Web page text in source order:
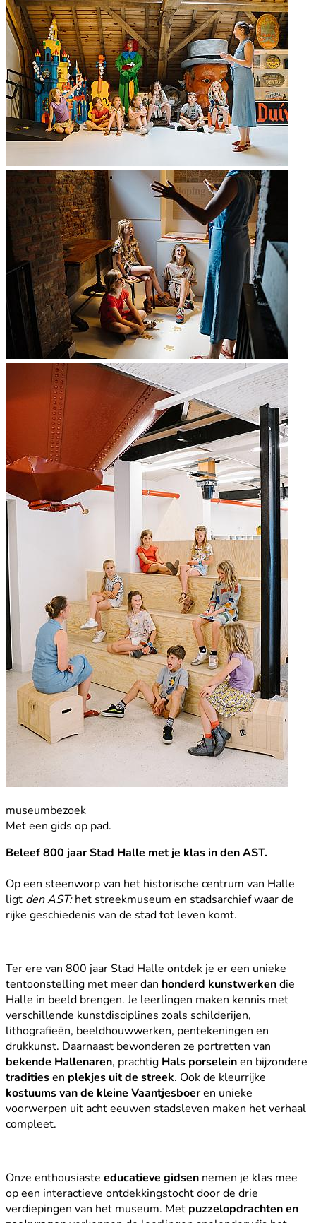
museumbezoek
Met een gids op pad.
Beleef 800 jaar Stad Halle met je klas in den AST.
Op een steenworp van het historische centrum van Halle
ligt den AST:het streekmuseum en stadsarchief waar de
rijke geschiedenis van de stad tot leven komt.
Ter ere van 800 jaar Stad Halle ontdek je er een unieke
tentoonstelling met meer dan honderd kunstwerkendie
Halle in beeld brengen. Je leerlingen maken kennis met
verschillende kunstdisciplines zoals schilderijen,
lithografieën, beeldhouwwerken, pentekeningen en
drukkunst. Daarnaast bewonderen ze portretten van
bekende Hallenaren, prachtig Hals porseleinen bijzondere
traditiesen plekjes uit de streek. Ook de kleurrijke
kostuums van de kleine Vaantjesboeren unieke
voorwerpen uit acht eeuwen stadsleven maken het verhaal
compleet.
Onze enthousiaste educatieve gidsen nemen je klas mee
op een interactieve ontdekkingstocht door de drie
verdiepingen van het museum. Met puzzelopdrachten en